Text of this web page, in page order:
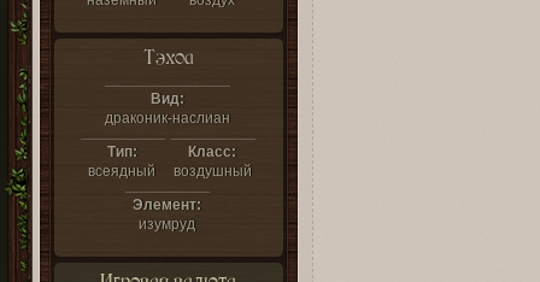
Тэхоа
Вид:
драконик-наслиан
Тип:
всеядный
Класс:
воздушный
Элемент:
изумруд